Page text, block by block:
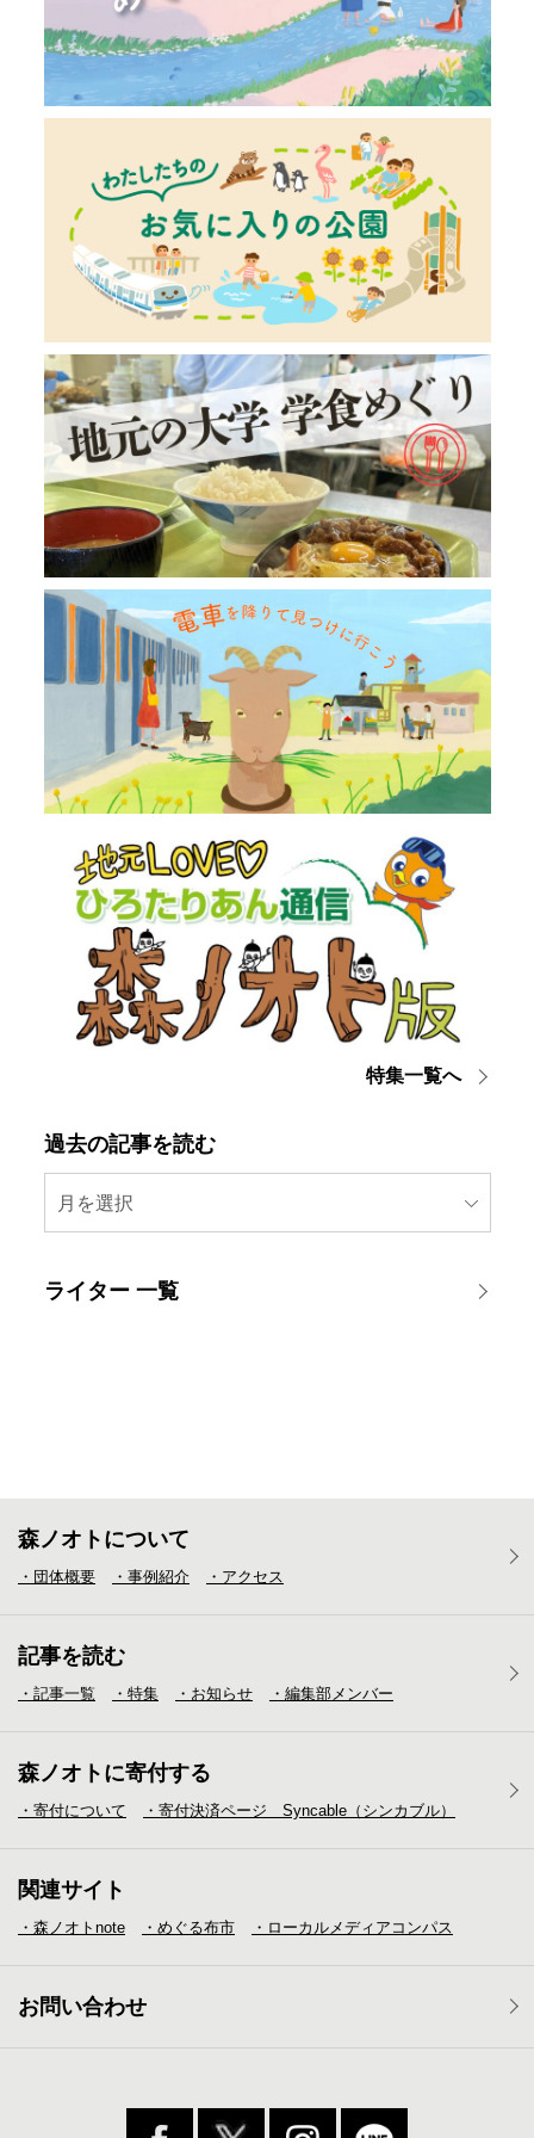
特集一覧へ
過去の記事を読む
月を選択
ライター 一覧
森ノオトについて
・団体概要 ・事例紹介 ・アクセス
記事を読む
・記事一覧 ・特集 ・お知らせ ・編集部メンバー
森ノオトに寄付する
・寄付について ・寄付決済ページ Syncable（シンカブル）
関連サイト
・森ノオトnote ・めぐる布市 ・ローカルメディア コンパス
お問い合わせ